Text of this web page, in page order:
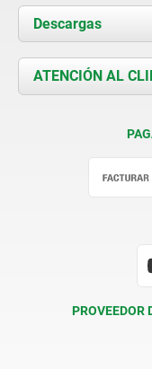
Acerca de
Novedades
Contacto
Descargas
Documents
ATENCIÓN AL
PROVEEDOR